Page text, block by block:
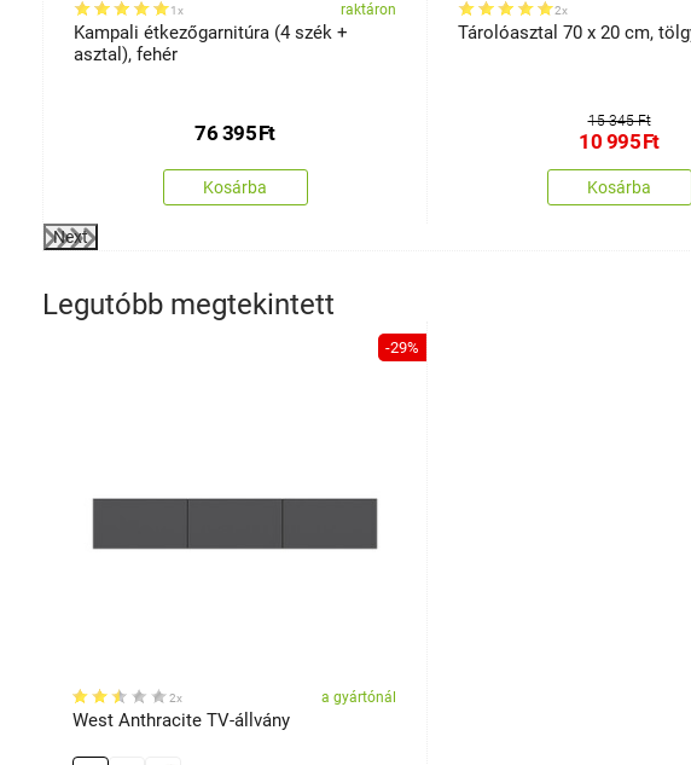
1x raktáron
Kampali étkezőgarnitúra (4 szék +
asztal), fehér
76 395Ft
Kosárba
2x
Tárolóasztal 70 x 20 cm,
15 345 Ft
10 995Ft
Kosárba
Next
Legutóbb megtekintett
-29%
2x a gyártónál
West Anthracite TV-állvány